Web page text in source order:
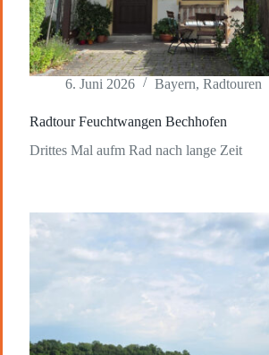
6. Juni 2026 Bayern, Radtouren
Radtour Feuchtwangen Bechhofen
Drittes Mal aufm Rad nach lange Zeit